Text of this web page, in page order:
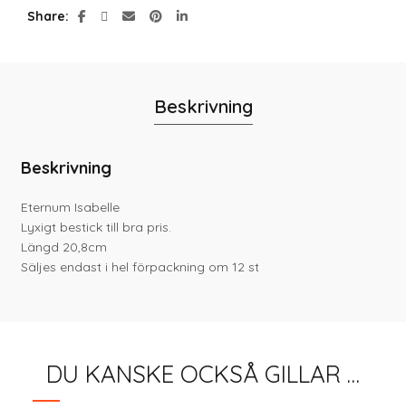
Share
Beskrivning
Beskrivning
Eternum Isabelle
Lyxigt bestick till bra pris.
Längd 20,8cm
Säljes endast i hel förpackning om 12 st
DU KANSKE OCKSÅ GILLAR …